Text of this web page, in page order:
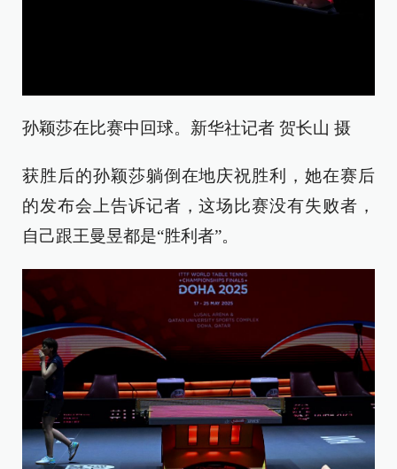
孙颖莎在比赛中回球。新华社记者 贺长山 摄
获胜后的孙颖莎躺倒在地庆祝胜利，她在赛后
的发布会上告诉记者，这场比赛没有失败者，
自己跟王曼昱都是“胜利者”。